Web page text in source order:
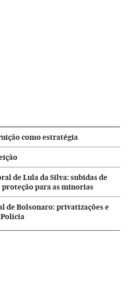
como estratégia
de Lula da Silva: subidas de
para as minorias
de Bolsonaro: privatizações e